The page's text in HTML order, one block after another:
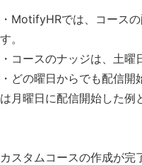
・MotifyHRでは、コース
す。
・コースのナッジは、土曜
・どの曜日からでも配信
は月曜日に配信開始した例
カスタムコースの作成が完